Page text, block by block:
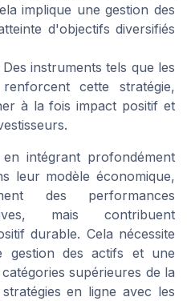
implique une gestion des
d'objectifs diversifiés
Des instruments tels que les
cette stratégie,
à la fois impact positif et
intégrant profondément
leur modèle économique,
des performances
mais contribuent
durable. Cela nécessite
gestion des actifs et une
supérieures de la
en ligne avec les